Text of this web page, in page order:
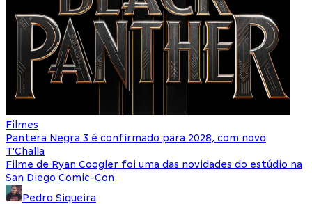
Filmes
Pantera Negra 3 é confirmado para 2028, com novo
T'Challa
Filme de Ryan Coogler foi uma das novidades do estúdio na
San Diego Comic-Con
Pedro Siqueira